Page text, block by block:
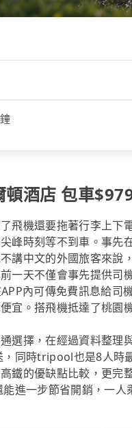
頓酒店 包車
飛機還要拖著行李上下
峰時刻等不到車。事
講中文的外國旅客來
一天不僅會事先提供司
內可傳免費訊息給
宜。搭飛機抵達了桃園
選擇，在經過資料整理
同時tripool也是8人時
鐵的優缺點比較，更完
進一步節省開銷，一人